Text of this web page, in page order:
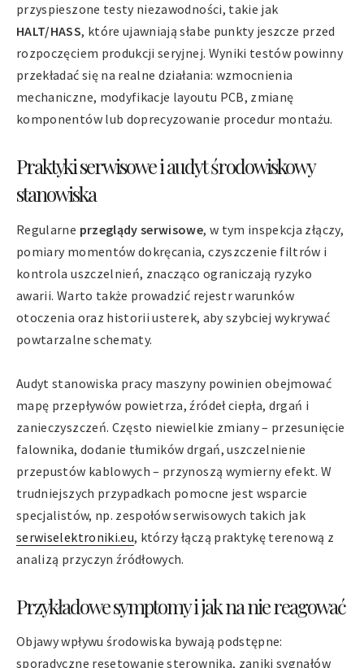
przyspieszone testy niezawodności, takie jak
HALT/HASS, które ujawniają słabe punkty jeszcze przed
rozpoczęciem produkcji seryjnej. Wyniki testów powinny
przekładać się na realne działania: wzmocnienia
mechaniczne, modyfikacje layoutu PCB, zmianę
komponentów lub doprecyzowanie procedur montażu.
Praktyki serwisowe i audyt środowiskowy
stanowiska
Regularne przeglądy serwisowe, w tym inspekcja złączy,
pomiary momentów dokręcania, czyszczenie filtrów i
kontrola uszczelnień, znacząco ograniczają ryzyko
awarii. Warto także prowadzić rejestr warunków
otoczenia oraz historii usterek, aby szybciej wykrywać
powtarzalne schematy.
Audyt stanowiska pracy maszyny powinien obejmować
mapę przepływów powietrza, źródeł ciepła, drgań i
zanieczyszczeń. Często niewielkie zmiany – przesunięcie
falownika, dodanie tłumików drgań, uszczelnienie
przepustów kablowych – przynoszą wymierny efekt. W
trudniejszych przypadkach pomocne jest wsparcie
specjalistów, np. zespołów serwisowych takich jak
serwiselektroniki.eu, którzy łączą praktykę terenową z
analizą przyczyn źródłowych.
Przykładowe symptomy i jak na nie reagować
Objawy wpływu środowiska bywają podstępne:
sporadyczne resetowanie sterownika, zaniki sygnałów